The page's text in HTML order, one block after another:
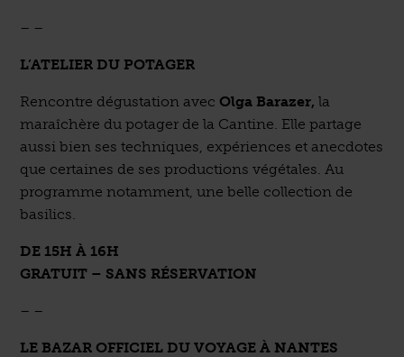
– –
L’ATELIER DU POTAGER
Rencontre dégustation avec Olga Barazer, la
maraîchère du potager de la Cantine. Elle partage
aussi bien ses techniques, expériences et anecdotes
que certaines de ses productions végétales. Au
programme notamment, une belle collection de
basilics.
DE 15H À 16H
GRATUIT – SANS RÉSERVATION
– –
LE BAZAR OFFICIEL DU VOYAGE À NANTES